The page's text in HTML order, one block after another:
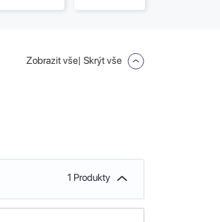
Zobrazit vše| Skrýt vše
1 Produkty